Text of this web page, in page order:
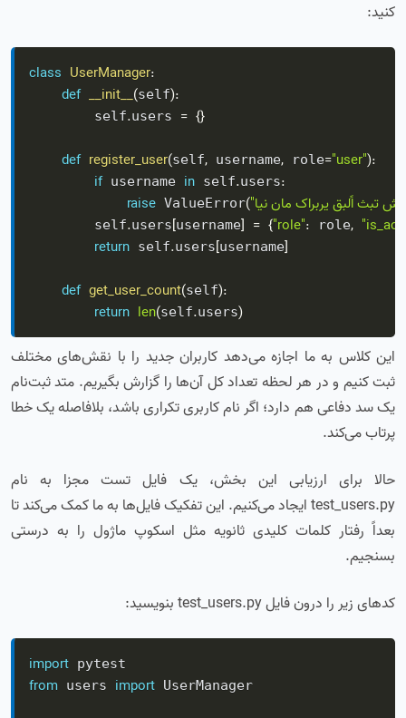
کنید:
class UserManager:
def __init__(self):
        self
.users = {}
def register_user(self, username, role="user"):
if username in self.users:
raise ValueError(کاربری قبلاً ثبت شده است."
        self
.users[username] = {"role": role,
return self.users[username]
def get_user_count(self):
return len(self.users)
این کلاس به ما اجازه می‌دهد کاربران جدید را با نقش‌های مختلف
ثبت کنیم و در هر لحظه تعداد کل آن‌ها را گزارش بگیریم. متد ثبت‌نام
یک سد دفاعی هم دارد؛ اگر نام کاربری تکراری باشد، بلافاصله یک خطا
پرتاب می‌کند.
حالا برای ارزیابی این بخش، یک فایل تست مجزا به نام
test_users.py ایجاد می‌کنیم. این تفکیک فایل‌ها به ما کمک می‌کند تا
بعداً رفتار کلمات کلیدی ثانویه مثل اسکوپ ماژول را به درستی
بسنجیم.
کدهای زیر را درون فایل test_users.py بنویسید:
import
from users import UserManager